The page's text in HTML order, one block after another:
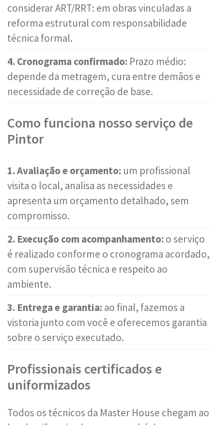
considerar ART/RRT: em obras vinculadas a
reforma estrutural com responsabilidade
técnica formal.
4. Cronograma confirmado: Prazo médio:
depende da metragem, cura entre demãos e
necessidade de correção de base.
Como funciona nosso serviço de
Pintor
1. Avaliação e orçamento: um profissional
visita o local, analisa as necessidades e
apresenta um orçamento detalhado, sem
compromisso.
2. Execução com acompanhamento: o serviço
é realizado conforme o cronograma acordado,
com supervisão técnica e respeito ao
ambiente.
3. Entrega e garantia: ao final, fazemos a
vistoria junto com você e oferecemos garantia
sobre o serviço executado.
Profissionais certificados e
uniformizados
Todos os técnicos da Master House chegam ao